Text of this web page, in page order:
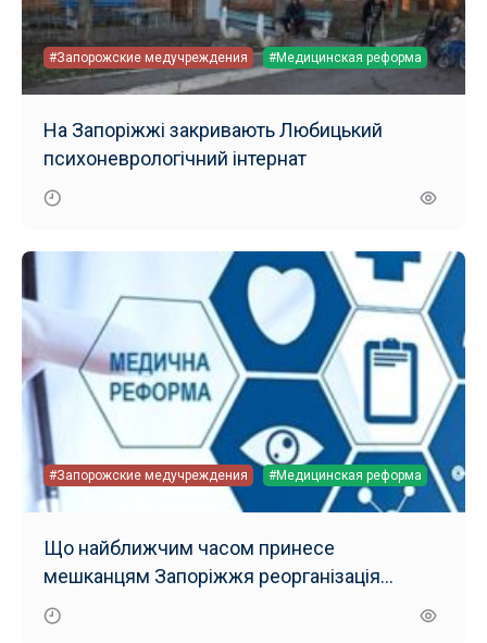
#Запорожские медучреждения #Медицинская реформа
На Запоріжжі закривають Любицький
психоневрологічний інтернат
#Запорожские медучреждения #Медицинская реформа
Що найближчим часом принесе
мешканцям Запоріжжя реорганізація
медичних закладів